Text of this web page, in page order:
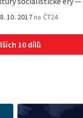
8. 10. 2017na ČT24
10 dílů